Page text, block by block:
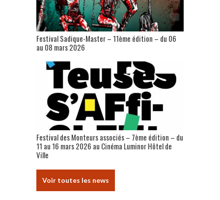
Festival Sadique-Master – 11ème édition – du 06
au 08 mars 2026
Festival des Monteurs associés – 7ème édition – du
11 au 16 mars 2026 au Cinéma Luminor Hôtel de
Ville
Voir toutes les news